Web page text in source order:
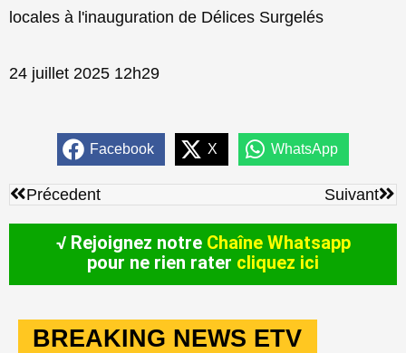
locales à l'inauguration de Délices Surgelés
24 juillet 2025 12h29
Facebook X WhatsApp
Précédent
Précedent Suivant
√ Rejoignez notre Chaîne Whatsapp
pour ne rien rater cliquez ici
BREAKING NEWS ETV